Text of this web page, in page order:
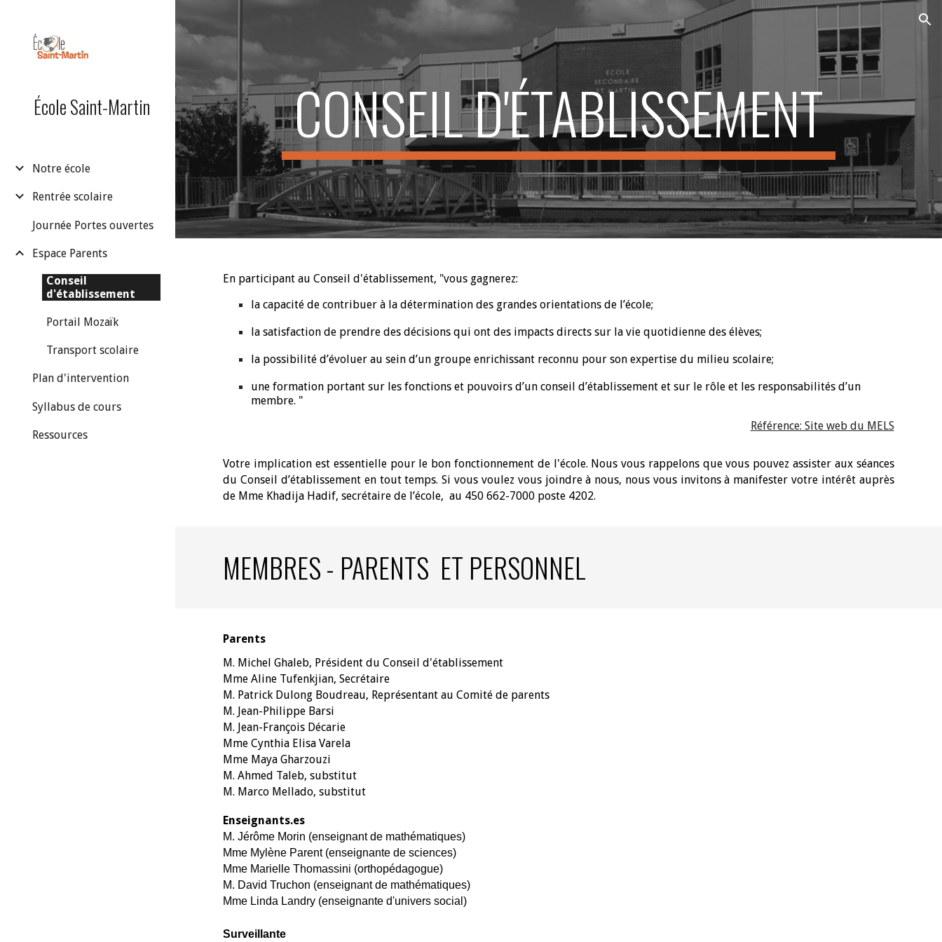
Skip to navigation
École Saint-Martin
Notre école
Rentrée scolaire
Journée Portes ouvertes
Espace Parents
Conseil
d'établissement
Portail Mozaïk
Transport scolaire
Plan d'intervention
Syllabus de cours
Ressources
CONSEIL D'ÉTABLISSEMENT
En participant au Conseil d'établissement, "vous gagnerez:
la capacité de contribuer à la détermination des grandes orientations de l’école;
la satisfaction de prendre des décisions qui ont des impacts directs sur la vie quotidienne des élèves;
la possibilité d’évoluer au sein d’un groupe enrichissant reconnu pour son expertise du milieu scolaire;
une formation portant sur les fonctions et pouvoirs d’un conseil d’établissement et sur le rôle et les responsabilités d’un
membre. "
Référence: Site web du MELS
Votre implication est essentielle pour le bon fonctionnement de l'école. Nous vous rappelons que vous pouvez assister aux séances
du Conseil d’établissement en tout temps. Si vous voulez vous joindre à nous, nous vous invitons à manifester votre intérêt auprès
de Mme Khadija Hadif, secrétaire de l’école, au 450 662-7000 poste 4202.
MEMBRES - PARENTS ET PERSONNEL
Parents
M. Michel Ghaleb, Président du Conseil d'établissement
Mme Aline Tufenkjian, Secrétaire
M. Patrick Dulong Boudreau, Représentant au Comité de parents
M. Jean-Philippe Barsi
M. Jean-François Décarie
Mme Cynthia Elisa Varela
Mme Maya Gharzouzi
M. Ahmed Taleb, substitut
M. Marco Mellado, substitut
Enseignants.es
M. Jérôme Morin (enseignant de mathématiques)
Mme Mylène Parent (enseignante de sciences)
Mme Marielle Thomassini (orthopédagogue)
M. David Truchon (enseignant de mathématiques)
Mme Linda Landry (enseignante d'univers social)
Surveillante